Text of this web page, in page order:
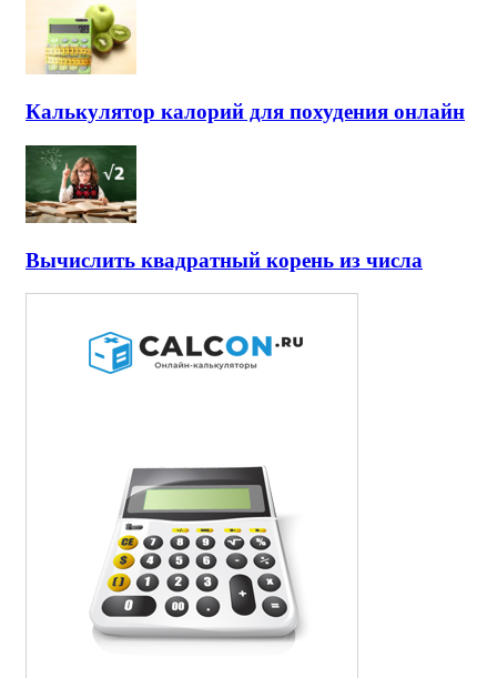
Калькулятор калорий для похудения онлайн
Вычислить квадратный корень из числа